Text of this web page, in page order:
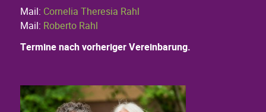
Mail: Cornelia Theresia Rahl
Mail: Roberto Rahl
Termine nach vorheriger Vereinbarung.